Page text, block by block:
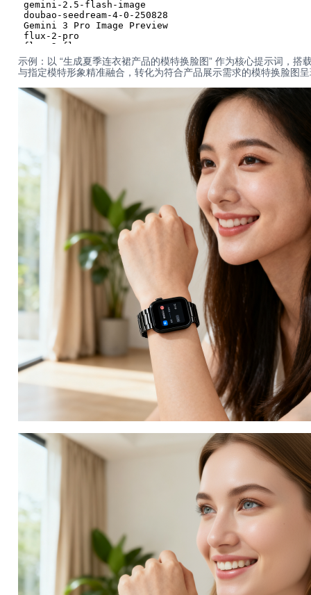
示例：以 “生成夏季连衣裙产品的模特换脸图” 作为核心提示词，
与指定模特形象精准融合，转化为符合产品展示需求的模特换脸图